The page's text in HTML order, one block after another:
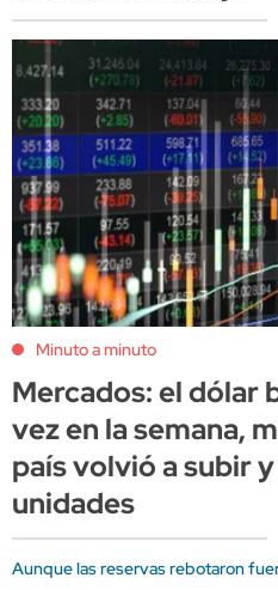
Minuto a minuto
Mercados: el dólar
vez en la semana,
país volvió a subir
unidades
Aunque las reservas rebotaron